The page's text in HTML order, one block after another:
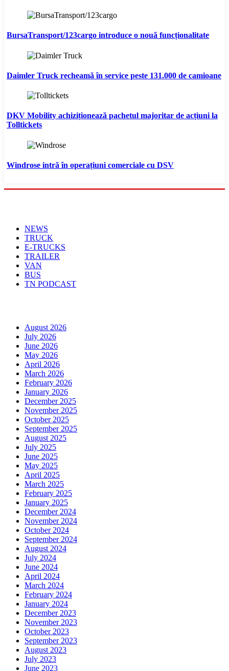
BursaTransport/123cargo introduce o nouă funcționalitate
Daimler Truck recheamă în service peste 131.000 de camioane
DKV Mobility achiziționează pachetul majoritar de acțiuni la
Tolltickets
Windrose intră în operațiuni comerciale cu DSV
NEWS
TRUCK
E-TRUCKS
TRAILER
VAN
BUS
TN PODCAST
August 2026
July 2026
June 2026
May 2026
April 2026
March 2026
February 2026
January 2026
December 2025
November 2025
October 2025
September 2025
August 2025
July 2025
June 2025
May 2025
April 2025
March 2025
February 2025
January 2025
December 2024
November 2024
October 2024
September 2024
August 2024
July 2024
June 2024
April 2024
March 2024
February 2024
January 2024
December 2023
November 2023
October 2023
September 2023
August 2023
July 2023
June 2023